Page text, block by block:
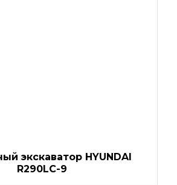
экскаватор HYUNDAI
R290LC-9